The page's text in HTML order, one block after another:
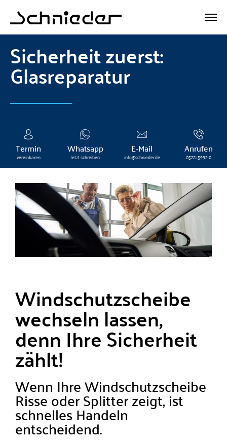
Sicherheit zuerst:
Glasreparatur
Termin
vereinbaren
Whatsapp
Jetzt schreiben
E-Mail
info@schnieder.de
Anrufen
05221.5992-0
Windschutzscheibe
wechseln lassen,
denn Ihre Sicherheit
zählt!
Wenn Ihre Windschutzscheibe
Risse oder Splitter zeigt, ist
schnelles Handeln
entscheidend.